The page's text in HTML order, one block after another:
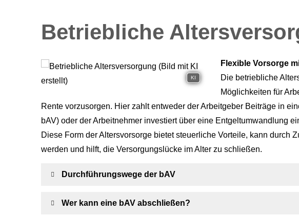
Betriebliche
KI
Flexible Vorsorge
Die betriebliche
Möglichkeiten für
Rente vorzusorgen. Hier zahlt entweder der Arbeitgeber Beiträge in
bAV) oder der Arbeitnehmer investiert über eine Entgeltumwandlung
Diese Form der Alters­vorsorge bietet steuerliche Vorteile, kann durch
werden und hilft, die Versorgungslücke im Alter zu schließen.
Durchführungswege der bAV
Wer kann eine bAV abschließen?